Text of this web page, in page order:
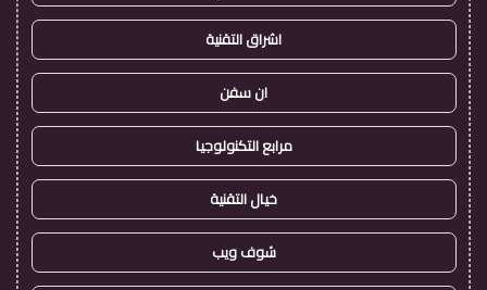
اشراق التقنية
ان سفن
مرابع التكنولوجيا
خيال التقنية
شوف ويب